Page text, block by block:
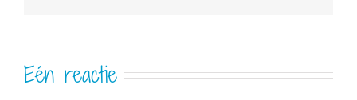
Eén reactie